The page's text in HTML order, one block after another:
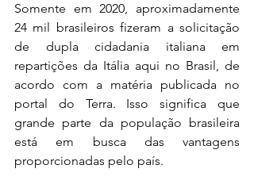
Somente em 2020, aproximadamente
24 mil brasileiros fizeram a solicitação
de dupla cidadania italiana em
repartições da Itália aqui no Brasil, de
acordo com a matéria publicada no
portal do Terra. Isso significa que
grande parte da população brasileira
está em busca das vantagens
proporcionadas pelo país.